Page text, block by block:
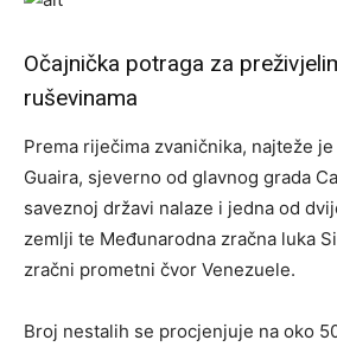
Očajnička potraga za
ruševinama
Prema riječima zvaničnika, najteže
Guaira, sjeverno od glavnog grada
saveznoj državi nalaze i jedna od
zemlji te Međunarodna zračna luka
zračni prometni čvor Venezuele.
Broj nestalih se procjenjuje na oko